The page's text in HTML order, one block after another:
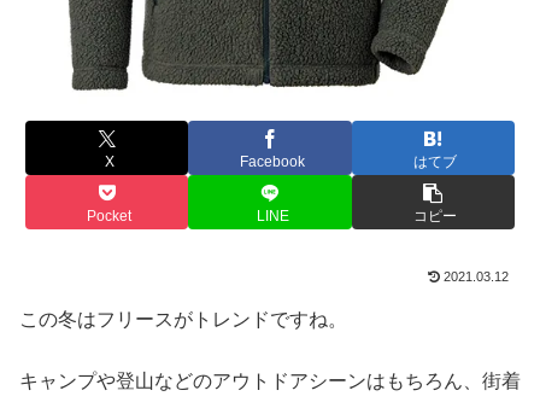
X Facebook はてブ
Pocket LINE コピー
2021.03.12
この冬はフリースがトレンドですね。
キャンプや登山などのアウトドアシーンはもちろん、街着